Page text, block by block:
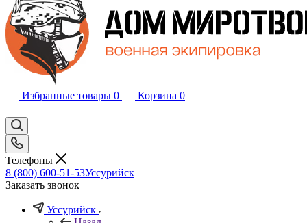
Избранные товары 0 Корзина 0
Телефоны
8 (800) 600-51-53Уссурийск
Заказать звонок
Уссурийск